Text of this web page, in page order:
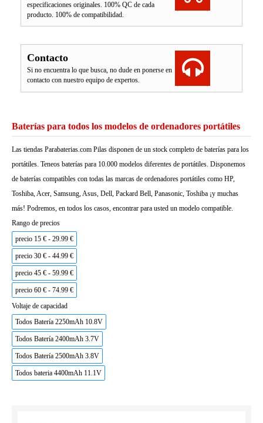
especificaciones originales. 100% QC de cada
producto. 100% de compatibilidad.
Contacto
Si no encuentra lo que busca, no dude en ponerse en
contacto con nuestro equipo de expertos.
Baterías para todos los modelos de ordenadores portátiles
Las tiendas Parabaterias.com Pilas disponen de un stock completo de baterías para los
portátiles. Teneos baterías para 10.000 modelos diferentes de portátiles. Disponemos
de baterías compatibles con todas las marcas de ordenadores portátiles como HP,
Toshiba, Acer, Samsung, Asus, Dell, Packard Bell, Panasonic, Toshiba ¡y muchas
más! Podremos, en todos los casos, encontrar para usted un modelo compatible.
Rango de precios
precio 15 € - 29.99 €
precio 30 € - 44.99 €
precio 45 € - 59.99 €
precio 60 € - 74.99 €
Voltaje de capacidad
Todos Batería 2250mAh 10.8V
Todos Batería 2400mAh 3.7V
Todos Batería 2500mAh 3.8V
Todos bateria 4400mAh 11.1V